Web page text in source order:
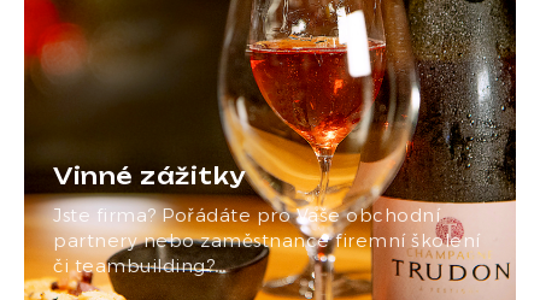
Vinné zážitky
Jste firma? Pořádáte pro Vaše obchodní
partnery nebo zaměstnance firemní školení
či teambuilding?…